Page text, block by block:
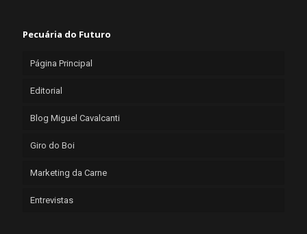
Pecuária do Futuro
Página Principal
Editorial
Blog Miguel Cavalcanti
Giro do Boi
Marketing da Carne
Entrevistas